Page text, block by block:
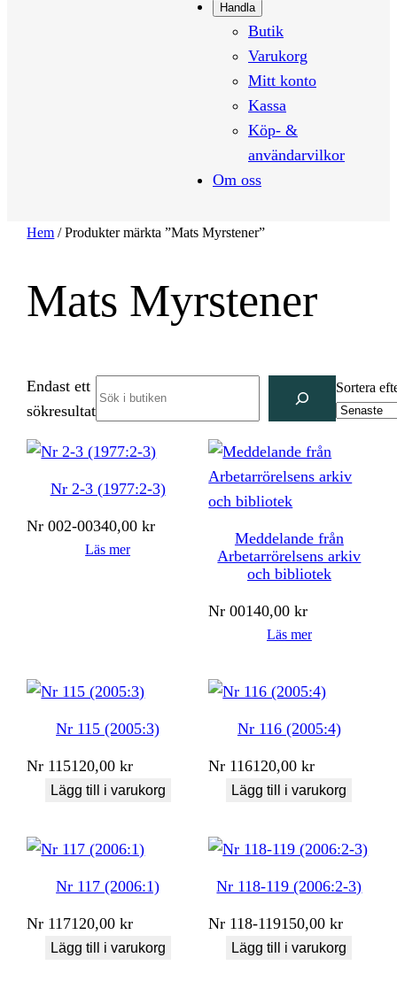
Handla
Butik
Varukorg
Mitt konto
Kassa
Köp- &
användarvilkor
Om oss
Hem / Produkter märkta ”Mats Myrstener”
Mats Myrstener
Endast ett
sökresultat
Sortera
Nr 2-3 (1977:2-3)
Nr 002-00340,00kr
Läs mer
Meddelande från
Arbetarrörelsens arkiv
och bibliotek
Nr 00140,00kr
Läs mer
Nr 115 (2005:3)
Nr 115120,00kr
Lägg till i varukorg
Nr 116 (2005:4)
Nr 116120,00kr
Lägg till i varukorg
Nr 117 (2006:1)
Nr 117120,00kr
Lägg till i varukorg
Nr 118-119 (2006:2-3)
Nr 118-119150,00kr
Lägg till i varukorg